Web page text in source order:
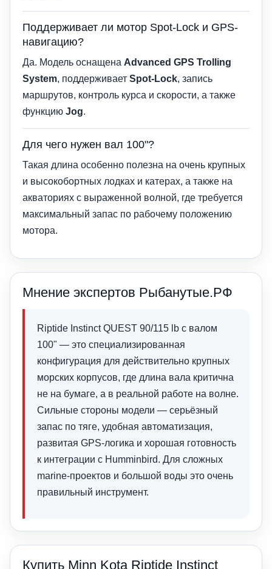
Поддерживает ли мотор Spot-Lock и GPS-
навигацию?
Да. Модель оснащена Advanced GPS Trolling
System, поддерживает Spot-Lock, запись
маршрутов, контроль курса и скорости, а также
функцию Jog.
Для чего нужен вал 100"?
Такая длина особенно полезна на очень крупных
и высокобортных лодках и катерах, а также на
акваториях с выраженной волной, где требуется
максимальный запас по рабочему положению
мотора.
Мнение экспертов Рыбанутые.РФ
Riptide Instinct QUEST 90/115 lb с валом
100" — это специализированная
конфигурация для действительно крупных
морских корпусов, где длина вала критична
не на бумаге, а в реальной работе на волне.
Сильные стороны модели — серьёзный
запас по тяге, удобная автоматизация,
развитая GPS-логика и хорошая готовность
к интеграции с Humminbird. Для сложных
marine-проектов и большой воды это очень
правильный инструмент.
Купить Minn Kota Riptide Instinct